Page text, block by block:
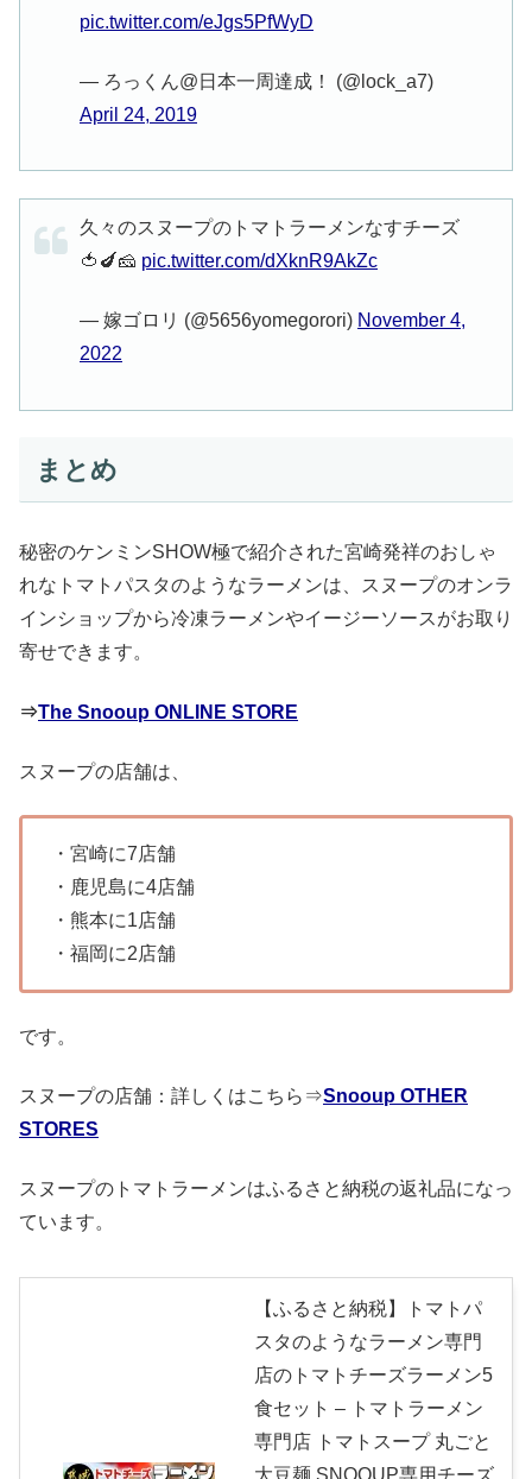
pic.twitter.com/eJgs5PfWyD
— ろっくん@日本一周達成！ (@lock_a7)
April 24, 2019
久々のスヌープのトマトラーメンなすチーズ
🍅🍆🧀 pic.twitter.com/dXknR9AkZc
— 嫁ゴロリ (@5656yomegorori) November 4,
2022
まとめ
秘密のケンミンSHOW極で紹介された宮崎発祥のおしゃ
れなトマトパスタのようなラーメンは、スヌープのオンラ
インショップから冷凍ラーメンやイージーソースがお取り
寄せできます。
⇒The Snooup ONLINE STORE
スヌープの店舗は、
・宮崎に7店舗
・鹿児島に4店舗
・熊本に1店舗
・福岡に2店舗
です。
スヌープの店舗：詳しくはこちら⇒Snooup OTHER
STORES
スヌープのトマトラーメンはふるさと納税の返礼品になっ
ています。
【ふるさと納税】トマトパ
スタのようなラーメン専門
店のトマトチーズラーメン5
食セット – トマトラーメン
専門店 トマトスープ 丸ごと